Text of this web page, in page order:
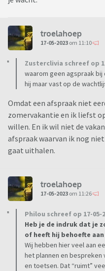
troelahoep
17-05-2023 om 11:10
Zusterclivia schreef op
waarom geen agspraak
hij maar vast op de
Omdat een afspraak niet
zomervakantie en ik liefst
willen. En ik wil niet de
afspraak waarvan ik nog
gaat uithalen.
troelahoep
17-05-2023 om 11:26
Philou schreef op 17-05-
Heb je de indruk dat je
of heeft hij behoefte
Wij hebben hier veel aan
het plannen en
en toetsen. Dat “ruimt”